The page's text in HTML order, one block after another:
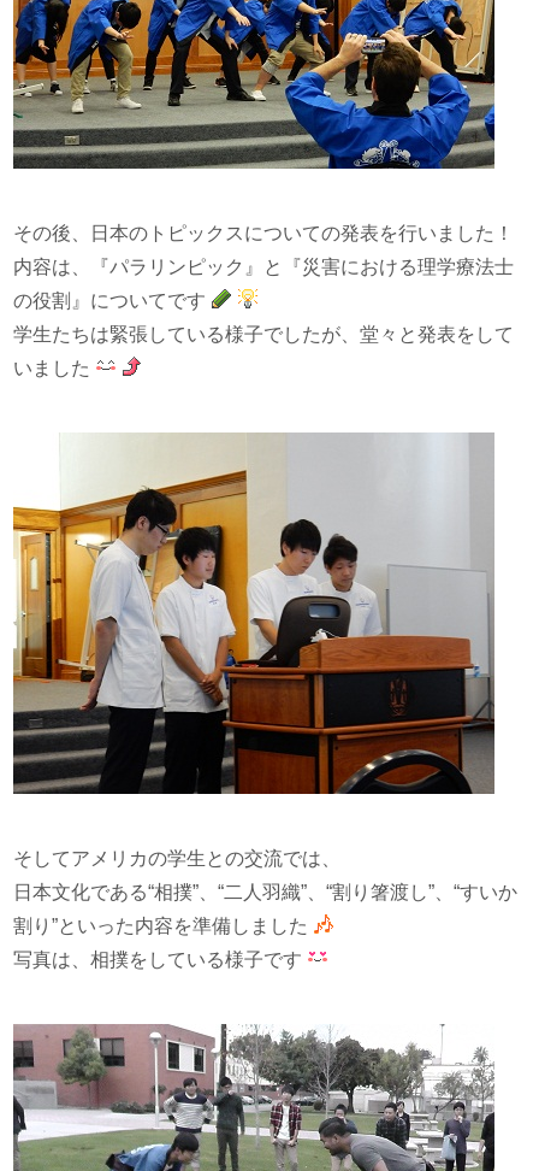
その後、日本のトピックスについての発表を行いました！
内容は、『パラリンピック』と『災害における理学療法士
の役割』についてです
学生たちは緊張している様子でしたが、堂々と発表をして
いました
そしてアメリカの学生との交流では、
日本文化である“相撲”、“二人羽織”、“割り箸渡し”、“すいか
割り”といった内容を準備しました
写真は、相撲をしている様子です